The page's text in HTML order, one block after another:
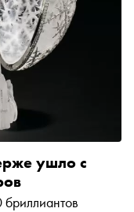
ушло с